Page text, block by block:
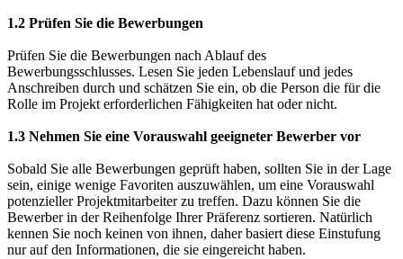
1.2 Prüfen Sie die Bewerbungen
Prüfen Sie die Bewerbungen nach Ablauf des
Bewerbungsschlusses. Lesen Sie jeden Lebenslauf und jedes
Anschreiben durch und schätzen Sie ein, ob die Person die für die
Rolle im Projekt erforderlichen Fähigkeiten hat oder nicht.
1.3 Nehmen Sie eine Vorauswahl geeigneter Bewerber vor
Sobald Sie alle Bewerbungen geprüft haben, sollten Sie in der Lage
sein, einige wenige Favoriten auszuwählen, um eine Vorauswahl
potenzieller Projektmitarbeiter zu treffen. Dazu können Sie die
Bewerber in der Reihenfolge Ihrer Präferenz sortieren. Natürlich
kennen Sie noch keinen von ihnen, daher basiert diese Einstufung
nur auf den Informationen, die sie eingereicht haben.